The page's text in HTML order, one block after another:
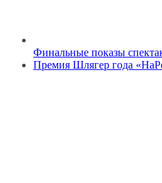
Финальные показы
Премия Шлягер года